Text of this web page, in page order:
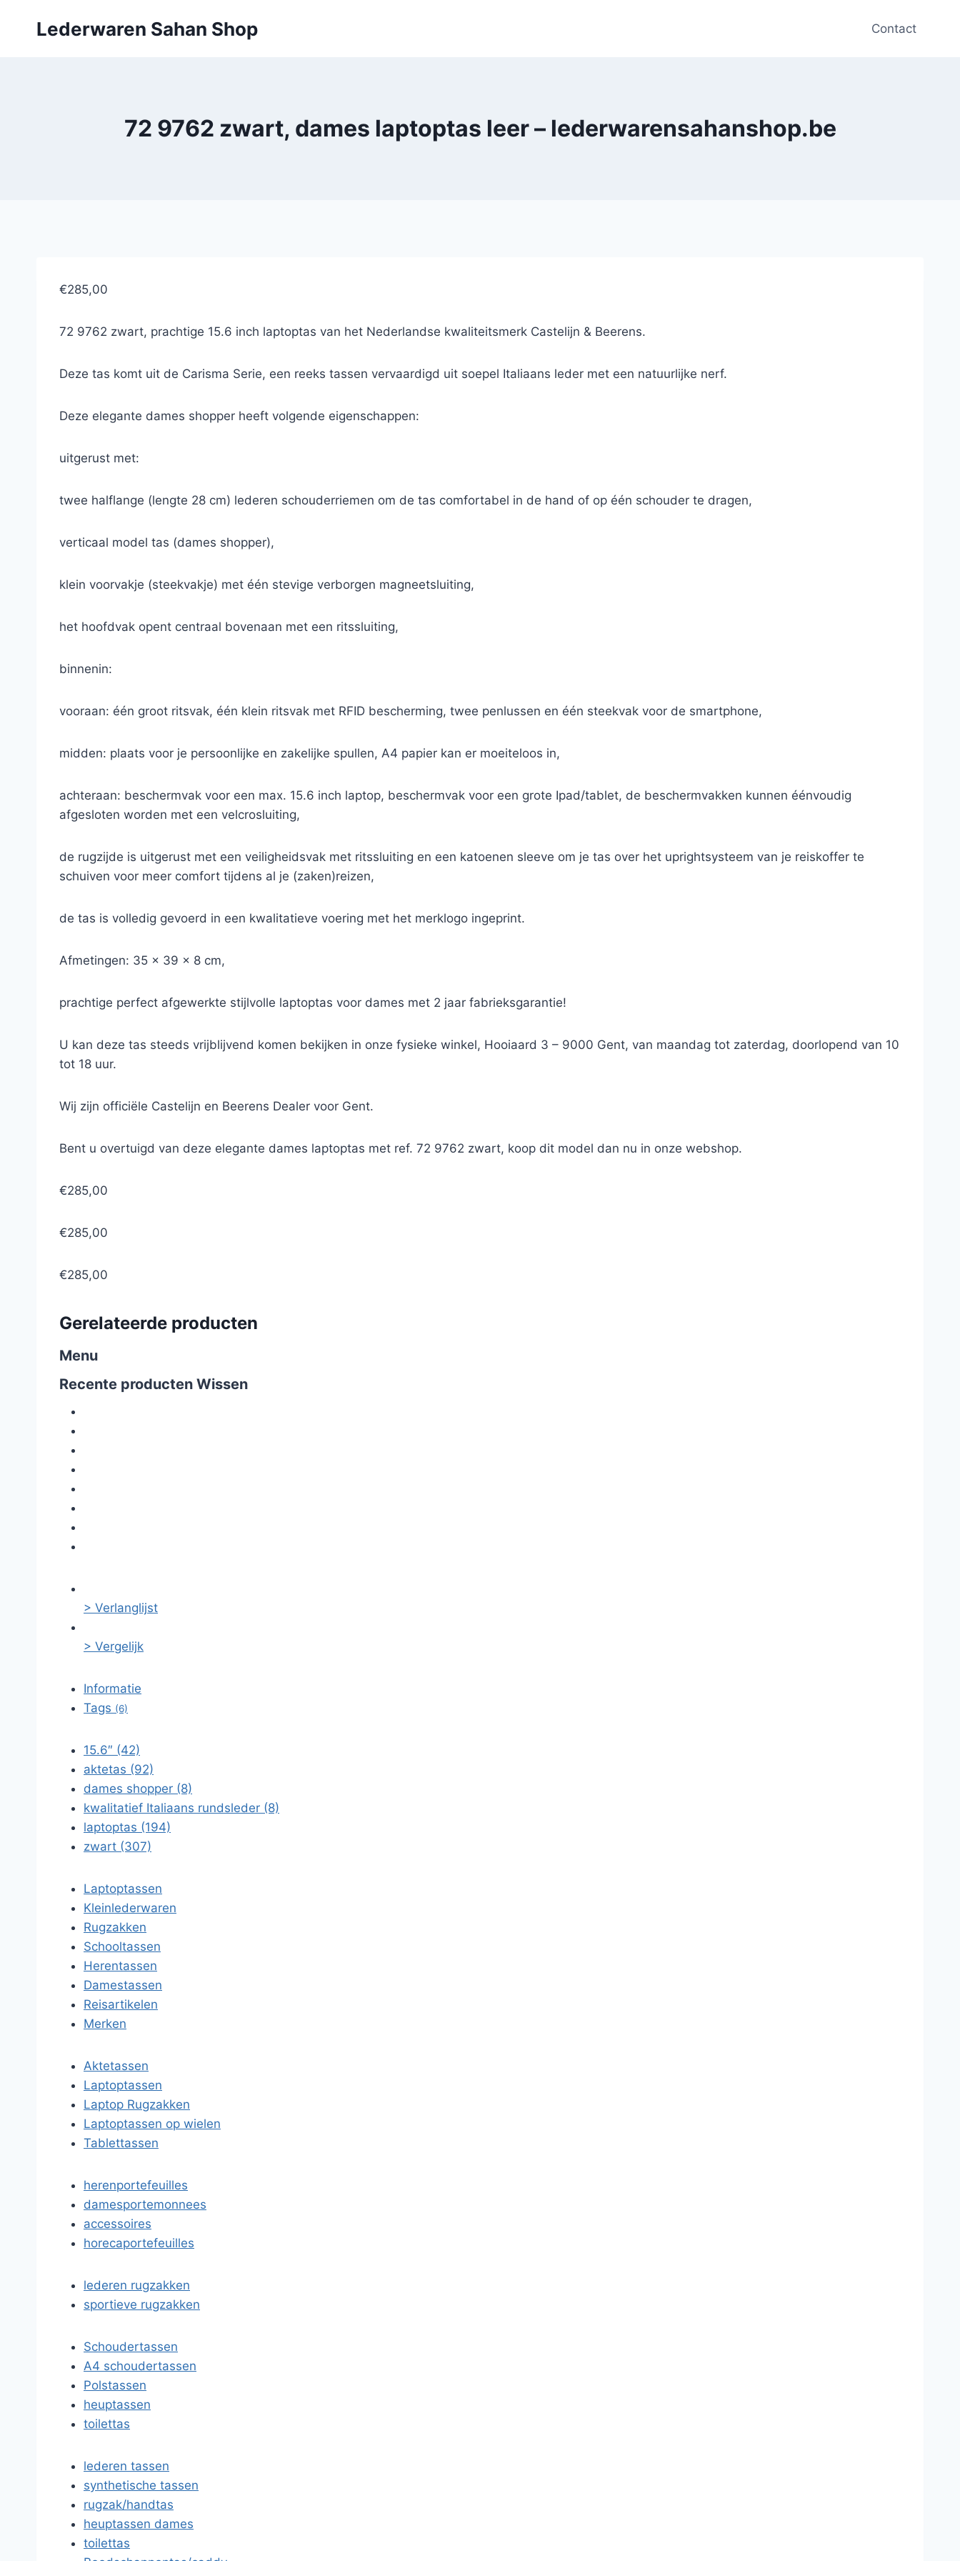
Lederwaren Sahan Shop Contact
72 9762 zwart, dames laptoptas leer – lederwarensahanshop.be
€285,00
72 9762 zwart, prachtige 15.6 inch laptoptas van het Nederlandse kwaliteitsmerk Castelijn & Beerens.
Deze tas komt uit de Carisma Serie, een reeks tassen vervaardigd uit soepel Italiaans leder met een natuurlijke nerf.
Deze elegante dames shopper heeft volgende eigenschappen:
uitgerust met:
twee halflange (lengte 28 cm) lederen schouderriemen om de tas comfortabel in de hand of op één schouder te dragen,
verticaal model tas (dames shopper),
klein voorvakje (steekvakje) met één stevige verborgen magneetsluiting,
het hoofdvak opent centraal bovenaan met een ritssluiting,
binnenin:
vooraan: één groot ritsvak, één klein ritsvak met RFID bescherming, twee penlussen en één steekvak voor de smartphone,
midden: plaats voor je persoonlijke en zakelijke spullen, A4 papier kan er moeiteloos in,
achteraan: beschermvak voor een max. 15.6 inch laptop, beschermvak voor een grote Ipad/tablet, de beschermvakken kunnen éénvoudig
afgesloten worden met een velcrosluiting,
de rugzijde is uitgerust met een veiligheidsvak met ritssluiting en een katoenen sleeve om je tas over het uprightsysteem van je reiskoffer te
schuiven voor meer comfort tijdens al je (zaken)reizen,
de tas is volledig gevoerd in een kwalitatieve voering met het merklogo ingeprint.
Afmetingen: 35 x 39 x 8 cm,
prachtige perfect afgewerkte stijlvolle laptoptas voor dames met 2 jaar fabrieksgarantie!
U kan deze tas steeds vrijblijvend komen bekijken in onze fysieke winkel, Hooiaard 3 – 9000 Gent, van maandag tot zaterdag, doorlopend van 10
tot 18 uur.
Wij zijn officiële Castelijn en Beerens Dealer voor Gent.
Bent u overtuigd van deze elegante dames laptoptas met ref. 72 9762 zwart, koop dit model dan nu in onze webshop.
€285,00
€285,00
€285,00
Gerelateerde producten
Menu
Recente producten Wissen
> Verlanglijst
> Vergelijk
Informatie
Tags (6)
15.6″ (42)
aktetas (92)
dames shopper (8)
kwalitatief Italiaans rundsleder (8)
laptoptas (194)
zwart (307)
Laptoptassen
Kleinlederwaren
Rugzakken
Schooltassen
Herentassen
Damestassen
Reisartikelen
Merken
Aktetassen
Laptoptassen
Laptop Rugzakken
Laptoptassen op wielen
Tablettassen
herenportefeuilles
damesportemonnees
accessoires
horecaportefeuilles
lederen rugzakken
sportieve rugzakken
Schoudertassen
A4 schoudertassen
Polstassen
heuptassen
toilettas
lederen tassen
synthetische tassen
rugzak/handtas
heuptassen dames
toilettas